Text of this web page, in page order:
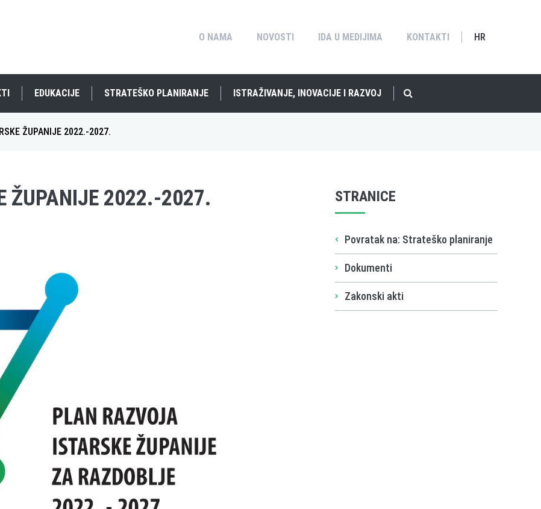
O NAMA NOVOSTI IDA U MEDIJIMA KONTAKTI HR
EDUKACIJE STRATEŠKO PLANIRANJE ISTRAŽIVANJE, INOVACIJE I RAZVOJ
ŽUPANIJE 2022.-2027.
ŽUPANIJE 2022.-2027. STRANICE
Povratak na: Strateško planiranje
Dokumenti
Zakonski akti